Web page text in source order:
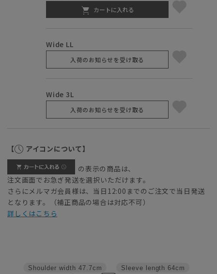
カートに入れる
Wide LL
入荷のお知らせを受け取る
Wide 3L
入荷のお知らせを受け取る
【 アイコンについて】
の表示の商品は、
注文画面でお急ぎ発送を選択いただけます。
さらにメルマガ会員様は、当日12:00までのご注文で当日発送
となります。（補正商品の場合は対応不可）
詳しくはこちら
Sleeve length 64cm
Shoulder width 47.7cm